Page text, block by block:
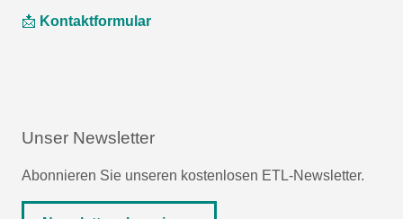
📩 Kontaktformular
Unser Newsletter
Abonnieren Sie unseren kostenlosen ETL-Newsletter.